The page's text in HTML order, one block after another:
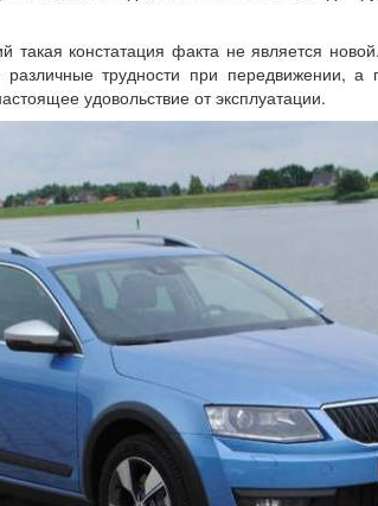
такая констатация факта не является
различные трудности при передвижении, а
удовольствие от эксплуатации.